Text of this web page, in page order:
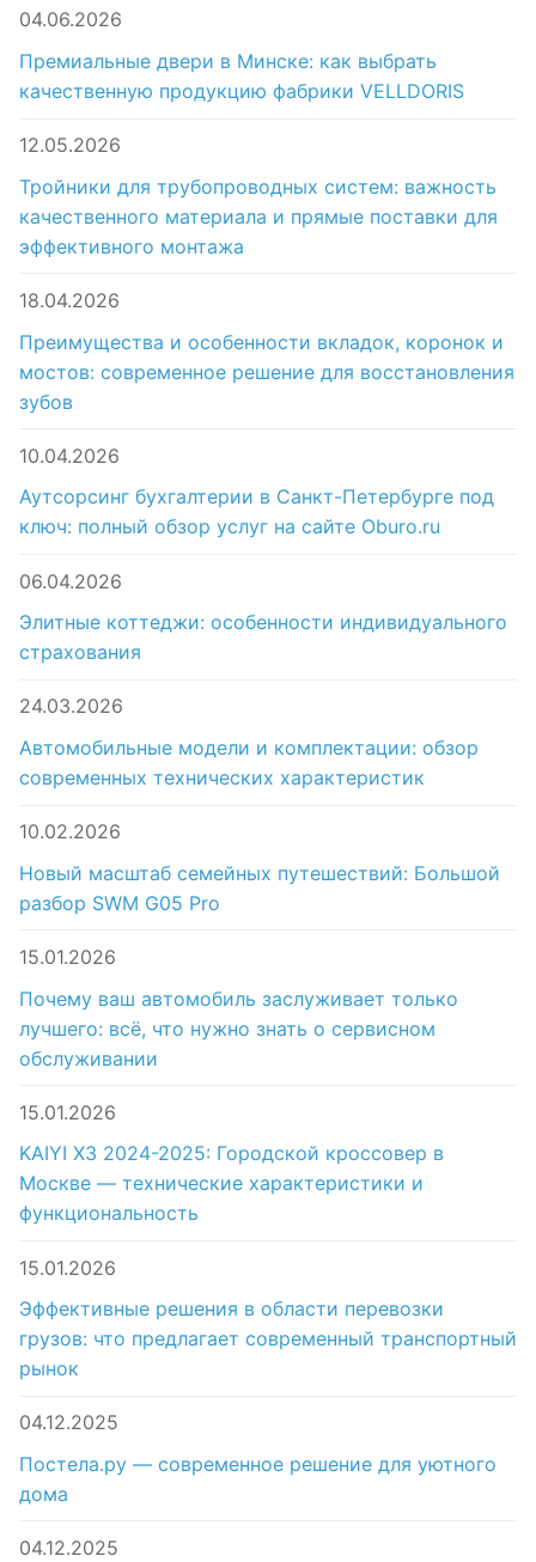
04.06.2026
Премиальные двери в Минске: как выбрать
качественную продукцию фабрики VELLDORIS
12.05.2026
Тройники для трубопроводных систем: важность
качественного материала и прямые поставки для
эффективного монтажа
18.04.2026
Преимущества и особенности вкладок, коронок и
мостов: современное решение для восстановления
зубов
10.04.2026
Аутсорсинг бухгалтерии в Санкт-Петербурге под
ключ: полный обзор услуг на сайте Oburo.ru
06.04.2026
Элитные коттеджи: особенности индивидуального
страхования
24.03.2026
Автомобильные модели и комплектации: обзор
современных технических характеристик
10.02.2026
Новый масштаб семейных путешествий: Большой
разбор SWM G05 Pro
15.01.2026
Почему ваш автомобиль заслуживает только
лучшего: всё, что нужно знать о сервисном
обслуживании
15.01.2026
KAIYI X3 2024-2025: Городской кроссовер в
Москве — технические характеристики и
функциональность
15.01.2026
Эффективные решения в области перевозки
грузов: что предлагает современный транспортный
рынок
04.12.2025
Постела.ру — современное решение для уютного
дома
04.12.2025